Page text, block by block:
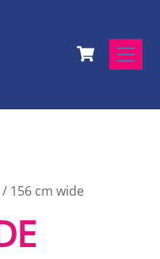
Cart
156 cm wide